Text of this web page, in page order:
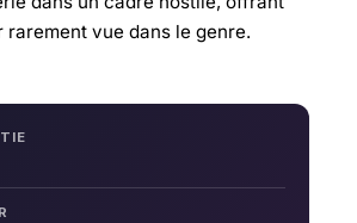
rarement vue dans le genre.